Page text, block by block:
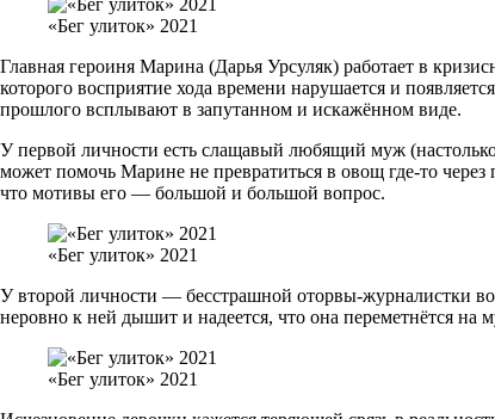
«Бег улиток» 2021
Главная героиня Марина (Дарья Урсуляк) работает в
которого восприятие хода времени нарушается и
прошлого всплывают в запутанном и искажённом виде.
У первой личности есть слащавый любящий муж
может помочь Марине не превратиться в овощ где-то
что мотивы его — большой и большой вопрос.
«Бег улиток» 2021
У второй личности — бесстрашной оторвы-журналистки
неровно к ней дышит и надеется, что она переметнётся
«Бег улиток» 2021